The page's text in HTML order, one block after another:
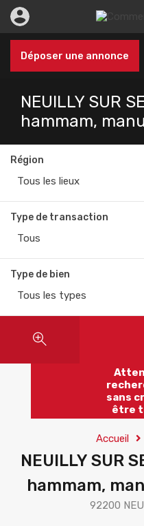
Déposer une annonce
NEUILLY SUR
hammam,
Région
Tous les lieux
Type de transaction
Tous
Type de bien
Tous les types
sans
être
Accueil
NEUILLY SUR
hammam,
92200